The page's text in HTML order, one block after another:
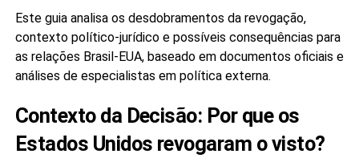
Este guia analisa os desdobramentos da revogação,
contexto político-jurídico e possíveis consequências para
as relações Brasil-EUA, baseado em documentos oficiais e
análises de especialistas em política externa.
Contexto da Decisão: Por que os
Estados Unidos revogaram o visto?